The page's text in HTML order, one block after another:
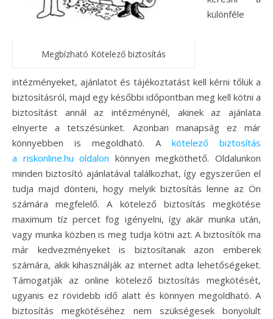
Megbízható Kötelező biztosítás
különféle
intézményeket, ajánlatot és tájékoztatást kell kérni tőlük a
biztosításról, majd egy későbbi időpontban meg kell kötni a
biztosítást annál az intézménynél, akinek az ajánlata
elnyerte a tetszésünket. Azonban manapság ez már
könnyebben is megoldható. A kötelező biztosítás
a riskonline.hu oldalon könnyen megköthető. Oldalunkon
minden biztosító ajánlatával találkozhat, így egyszerűen el
tudja majd dönteni, hogy melyik biztosítás lenne az Ön
számára megfelelő.A kötelező biztosítás megkötése
maximum tíz percet fog igényelni, így akár munka után,
vagy munka közben is meg tudja kötni azt. A biztosítók ma
már kedvezményeket is biztosítanak azon emberek
számára, akik kihasználják az internet adta lehetőségeket.
Támogatják az online kötelező biztosítás megkötését,
ugyanis ez rövidebb idő alatt és könnyen megoldható. A
biztosítás megkötéséhez nem szükségesek bonyolult